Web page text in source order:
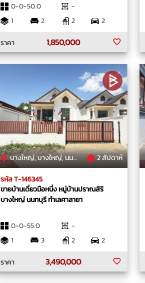
0-0-50.0
-
1
2 2
2
ราคา
1,850,000
บางใหญ่, บางใหญ่, นนทบุรี 2 สัปดาห์
รหัส T-146345
ขายบ้านเดี่ยวมือหนึ่ง หมู่บ้านปราณสิริ
บางใหญ่ นนทบุรี ทำเลศาลายา
0-0-55.0
-
1
3 2
2
ราคา
3,490,000